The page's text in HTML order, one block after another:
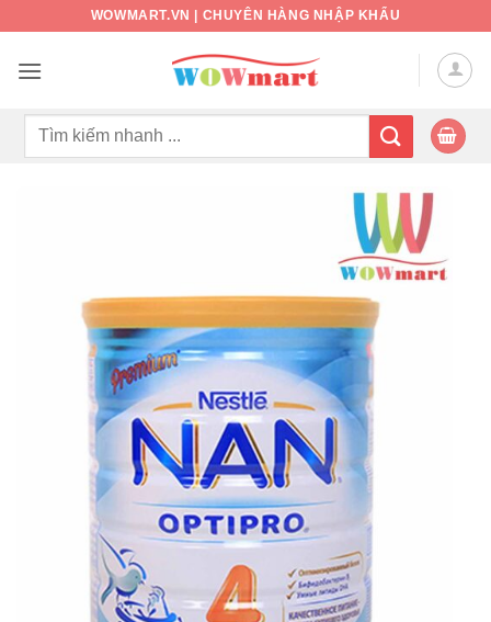
nội
WOWMART.VN | CHUYÊN HÀNG NHẬP KHẨU
Tìm